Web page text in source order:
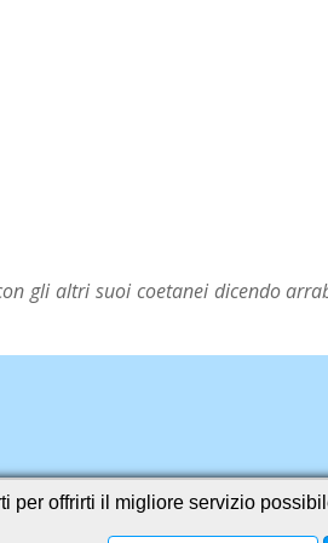
gli altri suoi coetanei dicendo
per offrirti il migliore servizio